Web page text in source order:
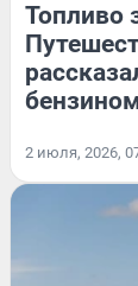
Топливо
2 июля, 2026,